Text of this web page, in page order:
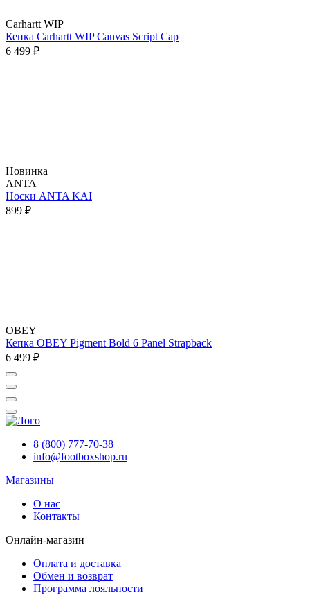
Carhartt WIP
Кепка Carhartt WIP Canvas Script Cap
6 499 ₽
Новинка
ANTA
Носки ANTA KAI
899 ₽
OBEY
Кепка OBEY Pigment Bold 6 Panel Strapback
6 499 ₽
8 (800) 777-70-38
info@footboxshop.ru
Магазины
О нас
Контакты
Онлайн-магазин
Оплата и доставка
Обмен и возврат
Программа лояльности